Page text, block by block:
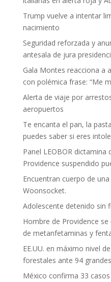
Trump vuelve a intentar
nacimiento
Seguridad reforzada y
antesala de jura
Gala Montes reacciona a
con polémica frase: “Me
Alerta de viaje por
aeropuertos
Te encanta el pan, la
puedes saber si eres
Panel LEOBOR dictamina
Providence suspendido
Encuentran cuerpo de
Woonsocket.
Adolescente detenido sin
Hombre de Providence
de metanfetaminas y
EE.UU. en máximo nivel
forestales ante 94
México confirma 33